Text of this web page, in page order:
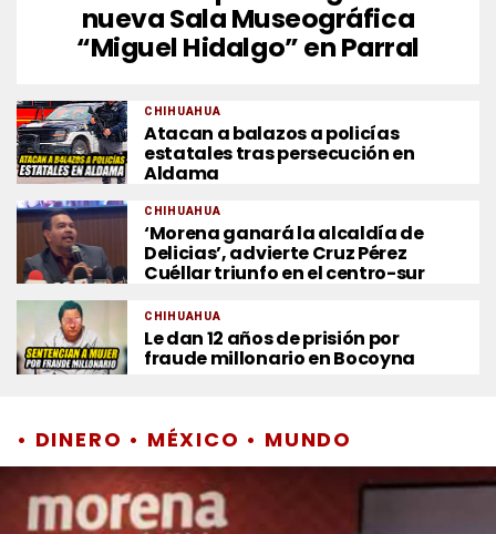
nueva Sala Museográfica
“Miguel Hidalgo” en Parral
CHIHUAHUA
Atacan a balazos a policías
estatales tras persecución en
Aldama
CHIHUAHUA
‘Morena ganará la alcaldía de
Delicias’, advierte Cruz Pérez
Cuéllar triunfo en el centro-sur
CHIHUAHUA
Le dan 12 años de prisión por
fraude millonario en Bocoyna
• DINERO • MÉXICO • MUNDO